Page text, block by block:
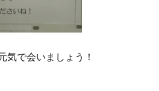
気で会いましょう！